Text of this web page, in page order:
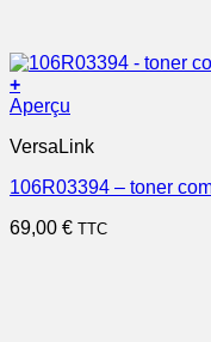
+
Aperçu
VersaLink
106R03394 – toner
69,00 € TTC